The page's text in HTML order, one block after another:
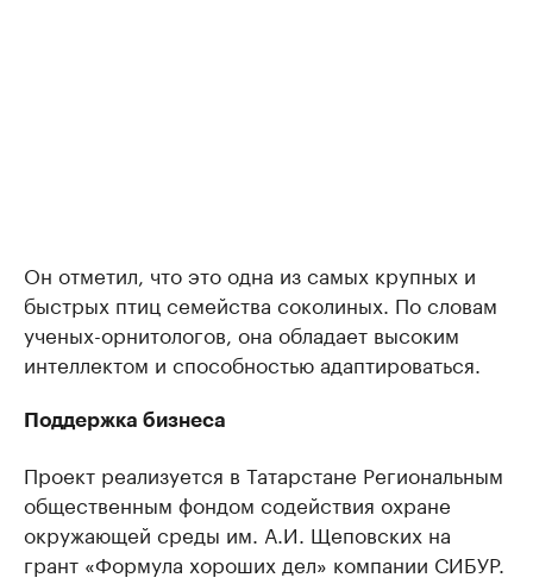
Он отметил, что это одна из самых крупных и
быстрых птиц семейства соколиных. По словам
ученых-орнитологов, она обладает высоким
интеллектом и способностью адаптироваться.
Поддержка бизнеса
Проект реализуется в Татарстане Региональным
общественным фондом содействия охране
окружающей среды им. А.И. Щеповских на
грант «Формула хороших дел» компании СИБУР.